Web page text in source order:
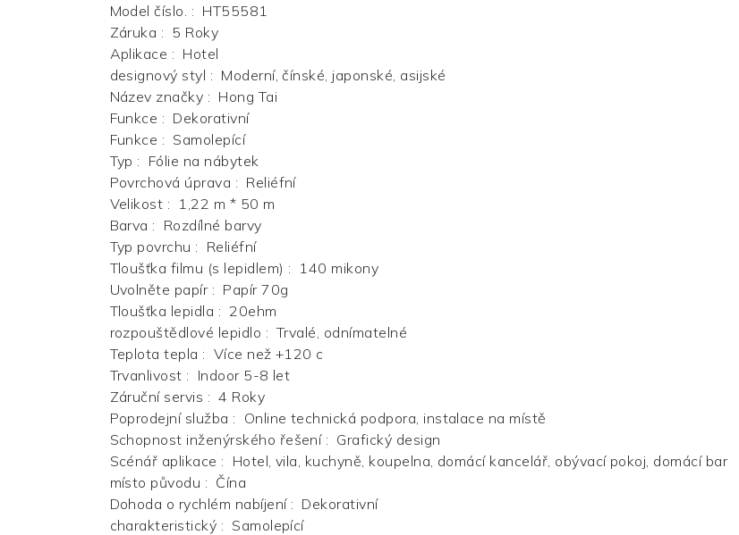
Model číslo. : HT55581
Záruka : 5 Roky
Aplikace : Hotel
designový styl : Moderní, čínské, japonské, asijské
Název značky : Hong Tai
Funkce : Dekorativní
Funkce : Samolepící
Typ : Fólie na nábytek
Povrchová úprava : Reliéfní
Velikost : 1,22 m * 50 m
Barva : Rozdílné barvy
Typ povrchu : Reliéfní
Tloušťka filmu (s lepidlem) : 140 mikony
Uvolněte papír : Papír 70g
Tloušťka lepidla : 20ehm
rozpouštědlové lepidlo : Trvalé, odnímatelné
Teplota tepla : Více než +120 c
Trvanlivost : Indoor 5-8 let
Záruční servis : 4 Roky
Poprodejní služba : Online technická podpora, instalace na místě
Schopnost inženýrského řešení : Grafický design
Scénář aplikace : Hotel, vila, kuchyně, koupelna, domácí kancelář, obývací pokoj, domácí bar
místo původu : Čína
Dohoda o rychlém nabíjení : Dekorativní
charakteristický : Samolepící